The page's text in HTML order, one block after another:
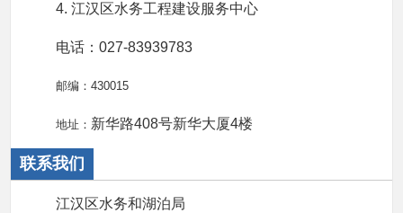
4. 江汉区水务工程建设服务中心
电话：027-83939783
邮编：430015
地址： 新华路408号新华大厦4楼
联系我们
江汉区水务和湖泊局